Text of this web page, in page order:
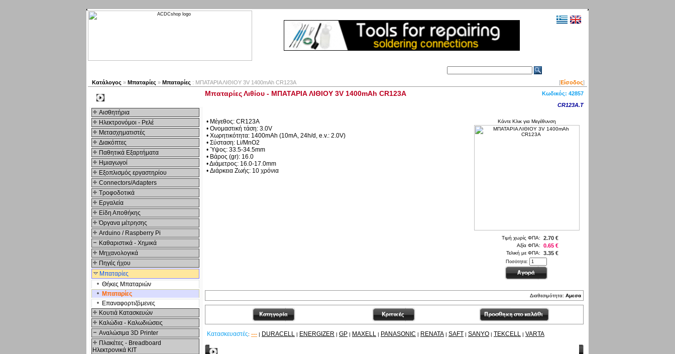
Κατάλογος » Μπαταρίες » Μπαταρίες : ΜΠΑΤΑΡΙΑ ΛΙΘΙΟΥ 3V 1400mAh CR123A [Είσοδος]
Αισθητήρια
Ηλεκτρονόμοι - Ρελέ
Μετασχηματιστές
Διακόπτες
Παθητικά Εξαρτήματα
Hμιαγωγοί
Εξοπλισμός εργαστηρίου
Connectors/Adapters
Τροφοδοτικά
Εργαλεία
Είδη Αποθήκης
Όργανα μέτρησης
Arduino / Raspberry Pi
Καθαριστικά - Χημικά
Μηχανολογικά
Πηγές ήχου
Μπαταρίες
Θήκες Μπαταριών
Μπαταρίες
Επαναφορτιζόμενες
Κουτιά Κατασκευών
Καλώδια - Καλωδιώσεις
Αναλώσιμα 3D Printer
Πλακέτες - Breadboard
Ηλεκτρονικά ΚΙΤ
Μπαταρίες Λιθίου - ΜΠΑΤΑΡΙΑ ΛΙΘΙΟΥ 3V 1400mAh CR123A Κωδικός: 42857
CR123A.T
Κάντε Κλικ για Μεγέθυνση
Τιμή χωρίς ΦΠΑ: 2.70 €
Αξία ΦΠΑ: 0.65 €
Τελική με ΦΠΑ: 3.35 €
Ποσότητα:
• Μέγεθος: CR123A
• Ονομαστική τάση: 3.0V
• Χωρητικότητα: 1400mAh (10mA, 24h/d, e.v.: 2.0V)
• Σύσταση: Li/MnO2
• Ύψος: 33.5-34.5mm
• Βάρος (gr): 16.0
• Διάμετρος: 16.0-17.0mm
• Διάρκεια Ζωής: 10 χρόνια
Διαθεσιμότητα: Αμεσα
Κατασκευαστές: --- | DURACELL | ENERGIZER | GP | MAXELL | PANASONIC | RENATA | SAFT | SANYO | TEKCELL | VARTA